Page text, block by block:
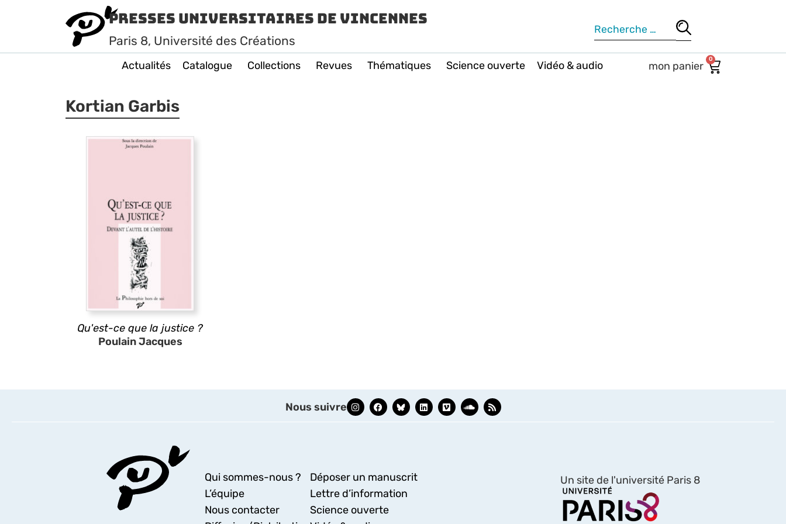
Presses Universitaires de Vincennes
Paris 8, Université des Créations
Actualités Catalogue Collections Revues Thématiques Science ouverte Vidéo & audio 0
Kortian Garbis
Qu'est-ce que la justice ?
Poulain Jacques
Nous suivre
Qui sommes-nous ?
L’équipe
Nous contacter
Déposer un manuscrit
Lettre d’information
Science ouverte
Un site de l'université Paris 8